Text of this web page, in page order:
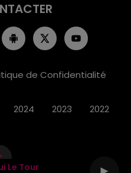
Le Tour
de Confidentialité
2024 2023 2022